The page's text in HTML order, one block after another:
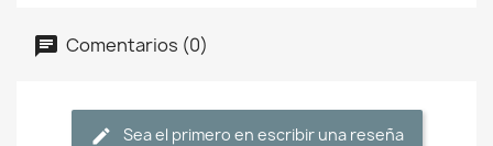
Comentarios (0)
Sea el primero en escribir una reseña